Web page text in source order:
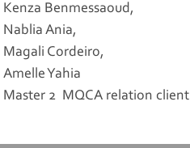
Kenza Benmessaoud,
Nablia Ania,
Magali Cordeiro,
Amelle Yahia
Master 2 MQCA relation client